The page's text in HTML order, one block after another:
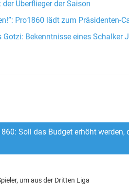
Überflieger der Saison
Pro1860 lädt zum Präsidenten-
Bekenntnisse eines Schalker
Soll das Budget erhöht
um aus der Dritten Liga